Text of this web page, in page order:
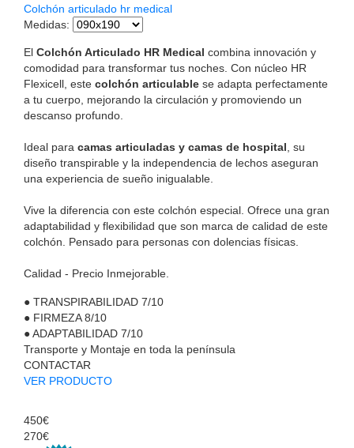
Colchón articulado hr medical
Medidas:
El Colchón Articulado HR Medical combina innovación y
comodidad para transformar tus noches. Con núcleo HR
Flexicell, este colchón articulable se adapta perfectamente
a tu cuerpo, mejorando la circulación y promoviendo un
descanso profundo.
Ideal para camas articuladas y camas de hospital , su
diseño transpirable y la independencia de lechos aseguran
una experiencia de sueño inigualable.
Vive la diferencia con este colchón especial. Ofrece una gran
adaptabilidad y flexibilidad que son marca de calidad de este
colchón. Pensado para personas con dolencias físicas.
Calidad - Precio Inmejorable.
● TRANSPIRABILIDAD 7/10
● FIRMEZA 8/10
●ADAPTABILIDAD 7/10
Transporte y Montaje en toda la península
CONTACTAR
VER PRODUCTO
450€
270€